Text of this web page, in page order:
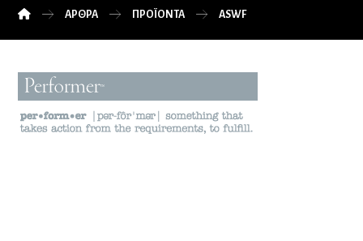
ΆΡΘΡΑ ΠΡΟΪΌΝΤΑ ASWF